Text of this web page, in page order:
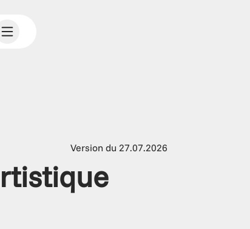
Version du 27.07.2026